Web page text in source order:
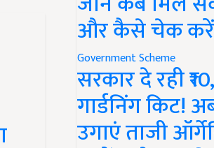
और कैसे चेक करें
Government Scheme
सरकार दे रही
गार्डनिंग किट!
उगाएं ताजी